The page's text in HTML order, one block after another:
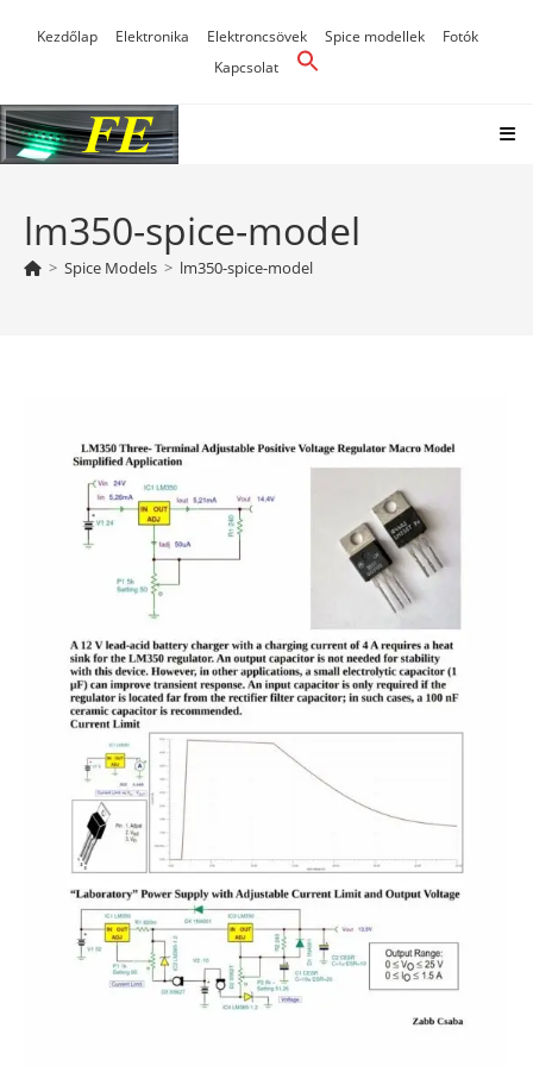
Kezdőlap Elektronika Elektroncsövek Spice modellek
Fotók
Kapcsolat
lm350-spice-model
> Spice Models > lm350-spice-model